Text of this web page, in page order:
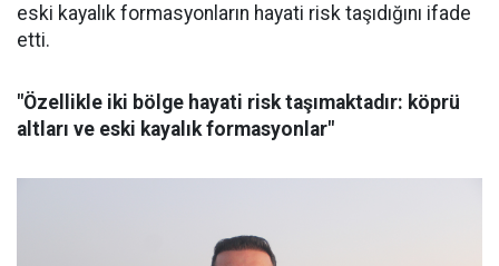
eski kayalık formasyonların hayati risk taşıdığını ifade
etti.
"Özellikle iki bölge hayati risk taşımaktadır: köprü
altları ve eski kayalık formasyonlar"